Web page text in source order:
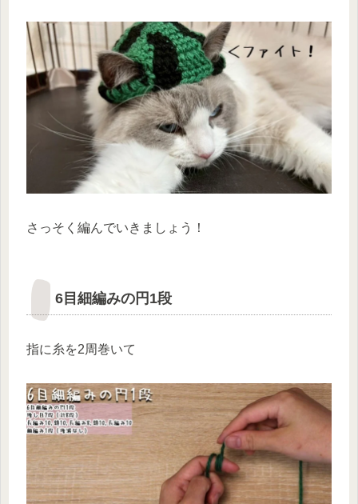
さっそく編んでいきましょう！
6目細編みの円1段
指に糸を2周巻いて